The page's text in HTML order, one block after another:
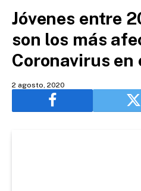
Jóvenes entre
son los más
Coronavirus en
2 agosto, 2020